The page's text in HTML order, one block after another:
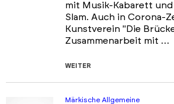
mit Musik-Kabarett
Slam. Auch in Corona-
Kunstverein "Die
Zusammenarbeit mit …
WEITER
Märkische Allgemeine